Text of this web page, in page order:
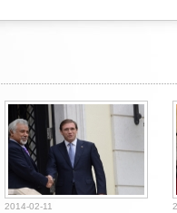
2014-02-11